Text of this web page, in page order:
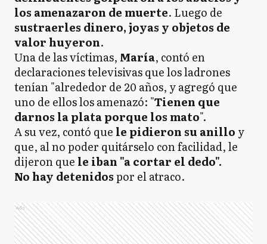
los amenazaron de muerte. Luego de
sustraerles dinero, joyas y objetos de
valor huyeron.
Una de las víctimas, María, contó en
declaraciones televisivas que los ladrones
tenían "alrededor de 20 años, y agregó que
uno de ellos los amenazó: "Tienen que
darnos la plata porque los mato".
A su vez, contó que le pidieron su anillo y
que, al no poder quitárselo con facilidad, le
dijeron que le iban "a cortar el dedo".
No hay detenidospor el atraco.
Ads